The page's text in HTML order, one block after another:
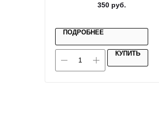
350 руб.
ПОДРОБНЕЕ
КУПИТЬ